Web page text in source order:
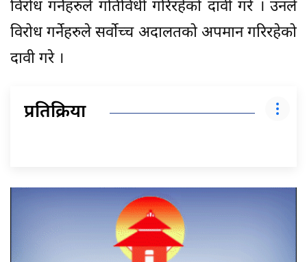
विरोध गर्नेहरुले गतिविधी गरिरहेको दावी गरे । उनले
विरोध गर्नेहरुले सर्वोच्च अदालतको अपमान गरिरहेको
दावी गरे ।
प्रतिक्रिया